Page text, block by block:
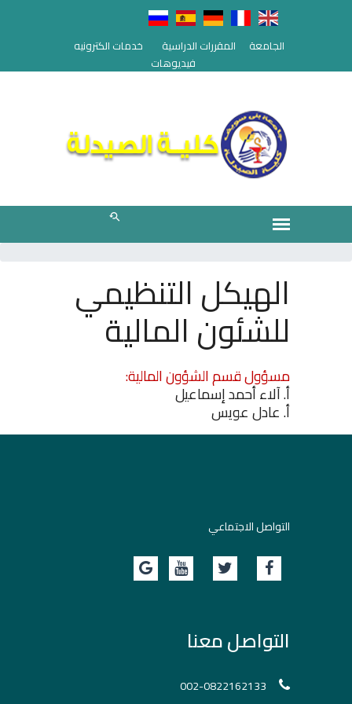
الجامعة المقررات الدراسية
خدمات الكترونيه
فيديوهات
الهيكل التنظيمي
للشئون المالية
مسؤول قسم الشؤون المالية:
أ. آلاء أحمد إسماعيل
أ. عادل عويس
التواصل الاجتماعي
التواصل معنا
002-0822162133